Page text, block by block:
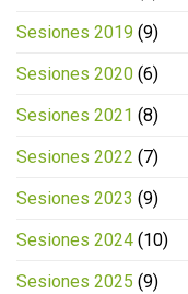
Sesiones 2019 (9)
Sesiones 2020 (6)
Sesiones 2021 (8)
Sesiones 2022 (7)
Sesiones 2023 (9)
Sesiones 2024 (10)
Sesiones 2025 (9)